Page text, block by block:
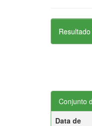
Conjunto
Data de